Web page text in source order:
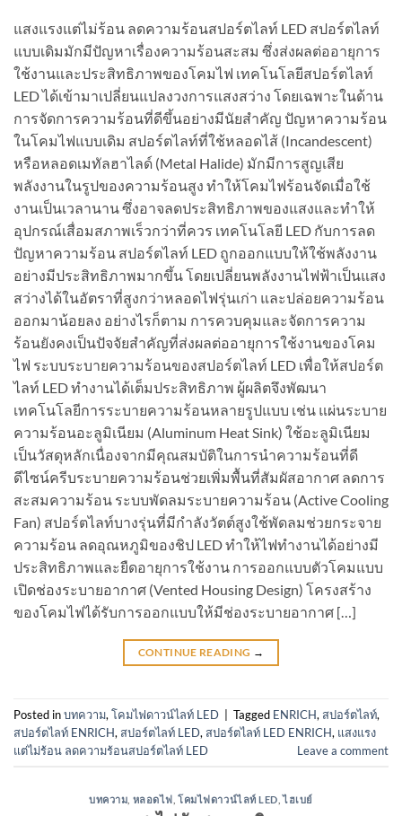
แสงแรงแต่ไม่ร้อน ลดความร้อนสปอร์ตไลท์ LED สปอร์ตไลท์
แบบเดิมมักมีปัญหาเรื่องความร้อนสะสม ซึ่งส่งผลต่ออายุการ
ใช้งานและประสิทธิภาพของโคมไฟ เทคโนโลยีสปอร์ตไลท์
LED ได้เข้ามาเปลี่ยนแปลงวงการแสงสว่าง โดยเฉพาะในด้าน
การจัดการความร้อนที่ดีขึ้นอย่างมีนัยสำคัญ ปัญหาความร้อน
ในโคมไฟแบบเดิม สปอร์ตไลท์ที่ใช้หลอดไส้ (Incandescent)
หรือหลอดเมทัลฮาไลด์ (Metal Halide) มักมีการสูญเสีย
พลังงานในรูปของความร้อนสูง ทำให้โคมไฟร้อนจัดเมื่อใช้
งานเป็นเวลานาน ซึ่งอาจลดประสิทธิภาพของแสงและทำให้
อุปกรณ์เสื่อมสภาพเร็วกว่าที่ควร เทคโนโลยี LED กับการลด
ปัญหาความร้อน สปอร์ตไลท์ LED ถูกออกแบบให้ใช้พลังงาน
อย่างมีประสิทธิภาพมากขึ้น โดยเปลี่ยนพลังงานไฟฟ้าเป็นแสง
สว่างได้ในอัตราที่สูงกว่าหลอดไฟรุ่นเก่า และปล่อยความร้อน
ออกมาน้อยลง อย่างไรก็ตาม การควบคุมและจัดการความ
ร้อนยังคงเป็นปัจจัยสำคัญที่ส่งผลต่ออายุการใช้งานของโคม
ไฟ ระบบระบายความร้อนของสปอร์ตไลท์ LED เพื่อให้สปอร์ต
ไลท์ LED ทำงานได้เต็มประสิทธิภาพ ผู้ผลิตจึงพัฒนา
เทคโนโลยีการระบายความร้อนหลายรูปแบบ เช่น แผ่นระบาย
ความร้อนอะลูมิเนียม (Aluminum Heat Sink) ใช้อะลูมิเนียม
เป็นวัสดุหลักเนื่องจากมีคุณสมบัติในการนำความร้อนที่ดี
ดีไซน์ครีบระบายความร้อนช่วยเพิ่มพื้นที่สัมผัสอากาศ ลดการ
สะสมความร้อน ระบบพัดลมระบายความร้อน (Active Cooling
Fan) สปอร์ตไลท์บางรุ่นที่มีกำลังวัตต์สูงใช้พัดลมช่วยกระจาย
ความร้อน ลดอุณหภูมิของชิป LED ทำให้ไฟทำงานได้อย่างมี
ประสิทธิภาพและยืดอายุการใช้งาน การออกแบบตัวโคมแบบ
เปิดช่องระบายอากาศ (Vented Housing Design) โครงสร้าง
ของโคมไฟได้รับการออกแบบให้มีช่องระบายอากาศ […]
CONTINUE READING →
Posted inบทความ, โคมไฟดาวน์ไลท์ LED Tagged ENRICH, สปอร์ตไลท์,
สปอร์ตไลท์ ENRICH, สปอร์ตไลท์ LED, สปอร์ตไลท์ LED ENRICH, แสงแรง
แต่ไม่ร้อน ลดความร้อนสปอร์ตไลท์ LED
Leave a comment
บทความ หลอดไฟ ,โคมไฟดาวน์ไลท์ LED ,ไฮเบย์